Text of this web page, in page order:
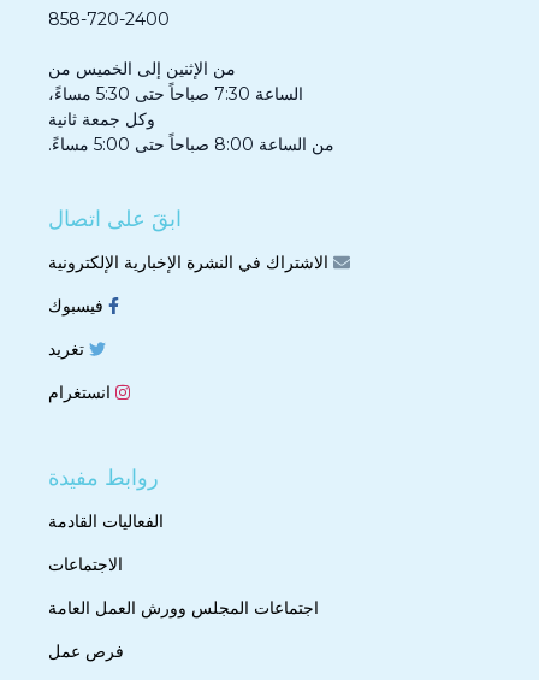
858-720-2400
من الإثنين إلى الخميس من
الساعة 7:30 صباحاً حتى 5:30 مساءً،
وكل جمعة ثانية
من الساعة 8:00 صباحاً حتى 5:00 مساءً.
ابقَ على اتصال
الاشتراك في النشرة الإخبارية الإلكترونية
فيسبوك
تغريد
انستغرام
روابط مفيدة
الفعاليات القادمة
الاجتماعات
اجتماعات المجلس وورش العمل العامة
فرص عمل